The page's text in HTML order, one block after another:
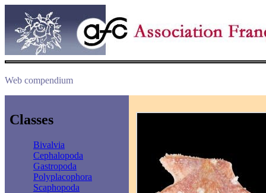
Web compendium
Classes
Bivalvia
Cephalopoda
Gastropoda
Polyplacophora
Scaphopoda